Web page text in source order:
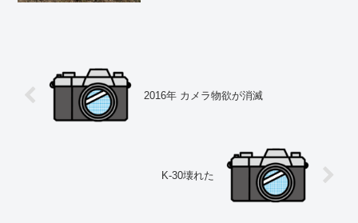
2016年 カメラ物欲が消滅
K-30壊れた